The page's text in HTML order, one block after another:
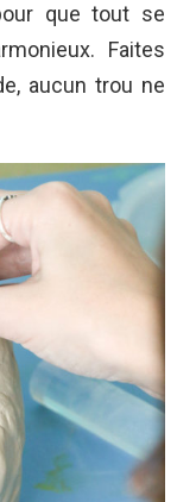
que tout se
Faites
aucun trou ne